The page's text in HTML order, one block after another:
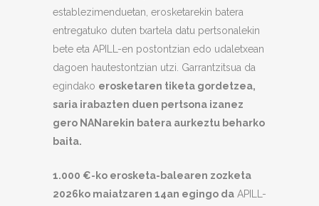
establezimenduetan, erosketarekin batera
entregatuko duten txartela datu pertsonalekin
bete eta APILL-en postontzian edo udaletxean
dagoen hautestontzian utzi. Garrantzitsua da
egindako erosketaren tiketa gordetzea,
saria irabazten duen pertsona izanez
gero NANarekin batera aurkeztu beharko
baita.
1.000 €-ko erosketa-balearen zozketa
2026ko maiatzaren 14an egingo da APILL-